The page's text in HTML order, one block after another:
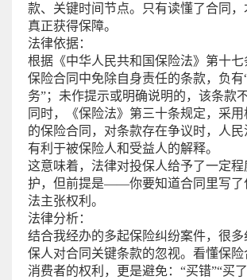
款、关键时间节点。只有读懂了合同
真正获得保障。
法律依据：
根据《中华人民共和国保险法》第十
保险合同中免除自身责任的条款，负有
务”；未作提示或明确说明的，该条款
同时，《保险法》第三十条规定，采
的保险合同，对条款存在争议时，人
有利于被保险人和受益人的解释。
这意味着，法律对投保人给予了一定
护，但前提是——你要知道合同里写了
法主张权利。
法律分析：
结合我经办的多起保险纠纷案件，很
保人对合同关键条款的忽视。看懂保
消费者的权利，更是避免：“买错”“买